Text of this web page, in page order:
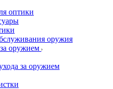
оптики
оружия
оружием
за оружием